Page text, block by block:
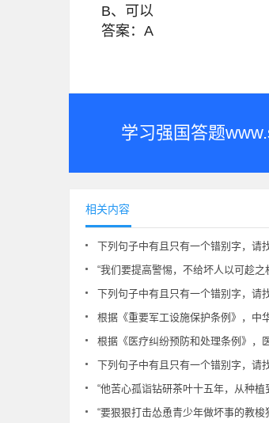
B、可以
答案：A
学习强国答题
相关内容
下列句子中有且只有一个错别字，请
“我们要提高警惕，不给坏人以可趁之
下列句子中有且只有一个错别字，请
根据《重要军工设施保护条例》，中华人民
根据《医疗纠纷预防和处理条例》，医务人员在诊疗活动中应当向患者说明病情
下列句子中有且只有一个错别字，请找出并改
“他苦心孤诣钻研茶叶十五年，从种
“要狠狠打击怂恿青少年做坏事的教梭